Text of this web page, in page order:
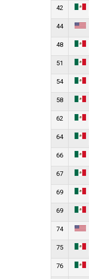
42
44
48
51
54
58
62
64
66
67
69
69
74
75
76